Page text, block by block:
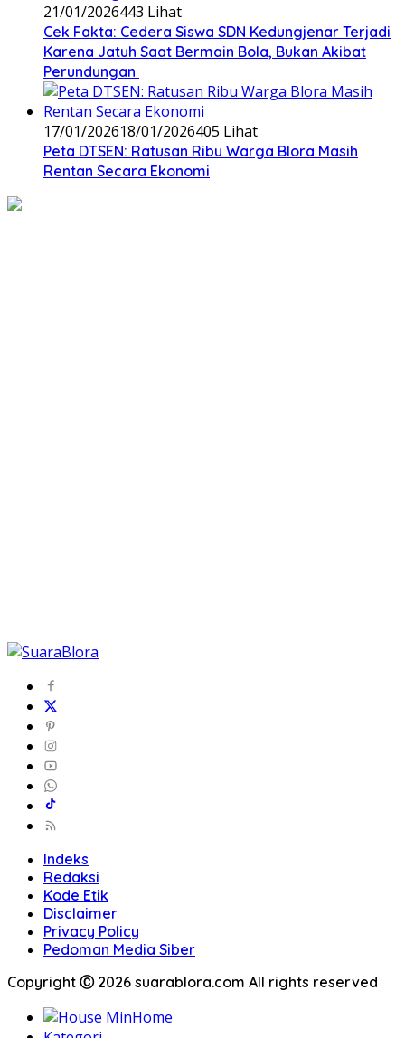
21/01/2026443 Lihat
Cek Fakta: Cedera Siswa SDN Kedungjenar Terjadi
Karena Jatuh Saat Bermain Bola, Bukan Akibat
Perundungan ‎
17/01/202618/01/2026405 Lihat
‎Peta DTSEN: Ratusan Ribu Warga Blora Masih
Rentan Secara Ekonomi
Indeks
Redaksi
Kode Etik
Disclaimer
Privacy Policy
Pedoman Media Siber
Copyright Ⓒ 2026 suarablora.com All rights reserved
Home